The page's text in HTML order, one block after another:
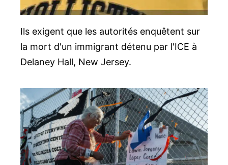
Ils exigent que les autorités enquêtent sur
la mort d'un immigrant détenu par l'ICE à
Delaney Hall, New Jersey.